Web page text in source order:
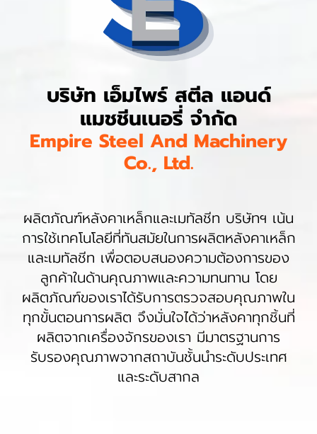
บริษัท เอ็มไพร์ สตีล แอนด์
แมชชีนเนอรี่ จำกัด
Empire Steel And Machinery
Co., Ltd.
ผลิตภัณฑ์หลังคาเหล็กและเมทัลชีท บริษัทฯ เน้น
การใช้เทคโนโลยีที่ทันสมัยในการผลิตหลังคาเหล็ก
และเมทัลชีท เพื่อตอบสนองความต้องการของ
ลูกค้าในด้านคุณภาพและความทนทาน โดย
ผลิตภัณฑ์ของเราได้รับการตรวจสอบคุณภาพใน
ทุกขั้นตอนการผลิต จึงมั่นใจได้ว่าหลังคาทุกชิ้นที่
ผลิตจากเครื่องจักรของเรา มีมาตรฐานการ
รับรองคุณภาพจากสถาบันชั้นนำระดับประเทศ
และระดับสากล